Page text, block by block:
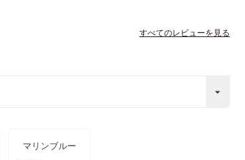
すべてのレビューを見る
マリンブルー